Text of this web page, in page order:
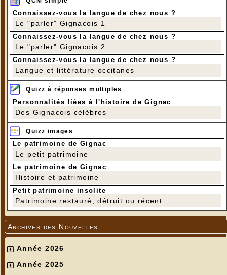
Connaissez-vous la langue de chez nous ?
Le "parler" Gignacois 1
Connaissez-vous la langue de chez nous ?
Le "parler" Gignacois 2
Connaissez-vous la langue de chez nous ?
Langue et littérature occitanes
Quizz à réponses multiples
Personnalités liées à l'histoire de Gignac
Des Gignacois célèbres
Quizz images
Le patrimoine de Gignac
Le petit patrimoine
Le patrimoine de Gignac
Histoire et patrimoine
Petit patrimoine insolite
Patrimoine restauré, détruit ou récent
Archives des Nouvelles
Année 2026
Année 2025